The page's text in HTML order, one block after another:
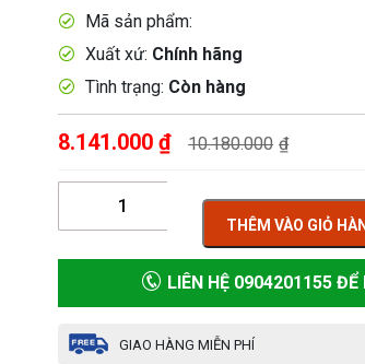
Mã sản phẩm:
Xuất xứ: Chính hãng
Tình trạng: Còn hàng
8.141.000 ₫ 10.180.000 ₫
THÊM VÀO GIỎ
LIÊN HỆ 0904201155 ĐỂ
GIAO HÀNG MIỄN PHÍ